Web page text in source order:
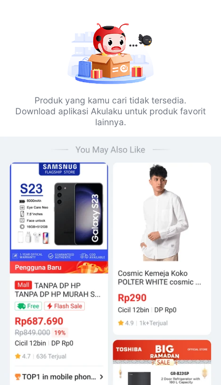
Produk yang kamu cari tidak tersedia.
Download aplikasi Akulaku untuk produk favorit
lainnya.